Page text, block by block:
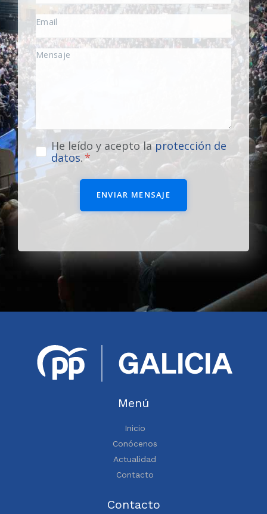
He leído y acepto la protección de
datos.
ENVIAR MENSAJE
Menú
Inicio
Conócenos
Actualidad
Contacto
Contacto